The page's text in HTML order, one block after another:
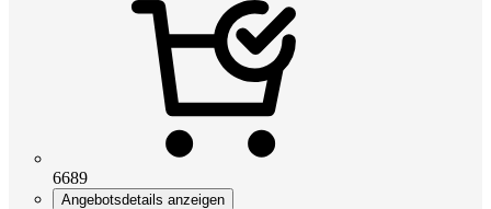
6689
Angebotsdetails anzeigen